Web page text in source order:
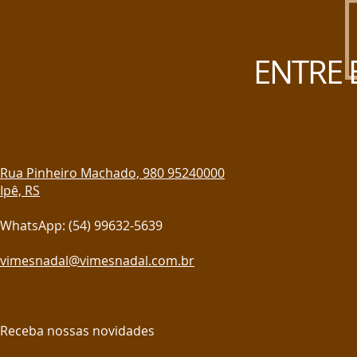
ENTRE
Rua Pinheiro Machado, 980 95240000
Ipê, RS
WhatsApp: (54) 99632-5639
vimesnadal@vimesnadal.com.br
Receba nossas novidades